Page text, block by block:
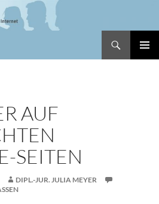
AUF
SEITEN
DIPL.-JUR. JULIA MEYER